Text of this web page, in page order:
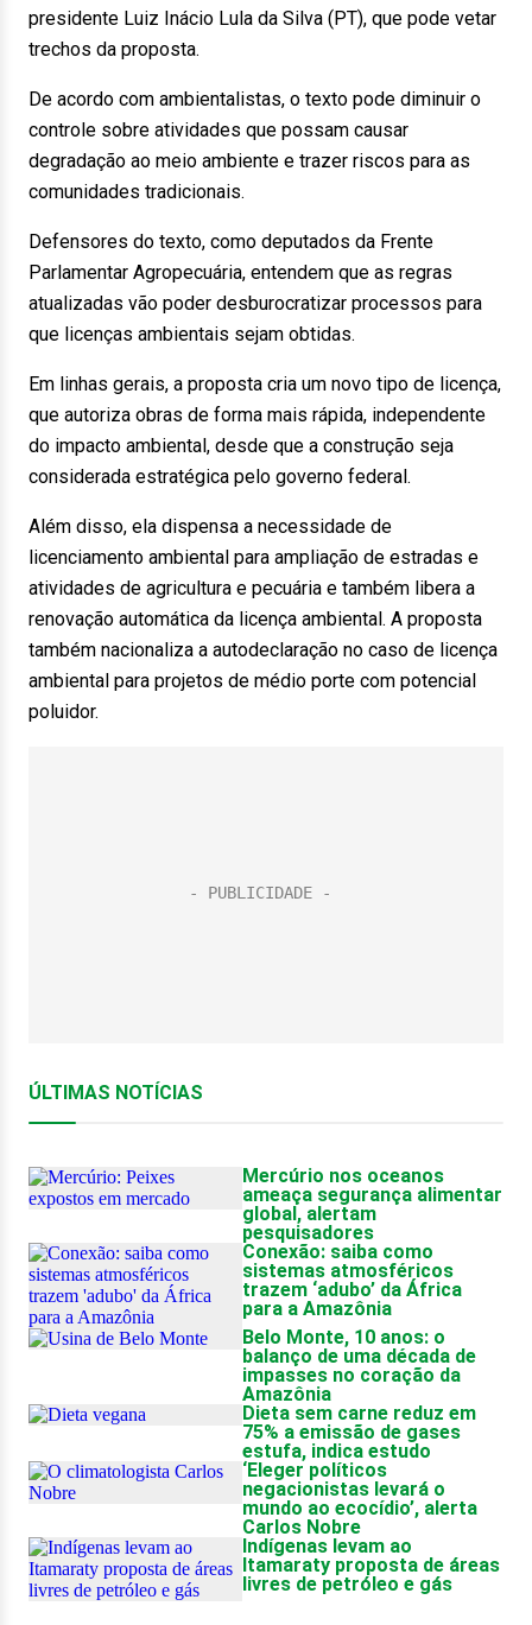
presidente Luiz Inácio Lula da Silva (PT), que pode vetar
trechos da proposta.
De acordo com ambientalistas, o texto pode diminuir o
controle sobre atividades que possam causar
degradação ao meio ambiente e trazer riscos para as
comunidades tradicionais.
Defensores do texto, como deputados da Frente
Parlamentar Agropecuária, entendem que as regras
atualizadas vão poder desburocratizar processos para
que licenças ambientais sejam obtidas.
Em linhas gerais, a proposta cria um novo tipo de licença,
que autoriza obras de forma mais rápida, independente
do impacto ambiental, desde que a construção seja
considerada estratégica pelo governo federal.
Além disso, ela dispensa a necessidade de
licenciamento ambiental para ampliação de estradas e
atividades de agricultura e pecuária e também libera a
renovação automática da licença ambiental. A proposta
também nacionaliza a autodeclaração no caso de licença
ambiental para projetos de médio porte com potencial
poluidor.